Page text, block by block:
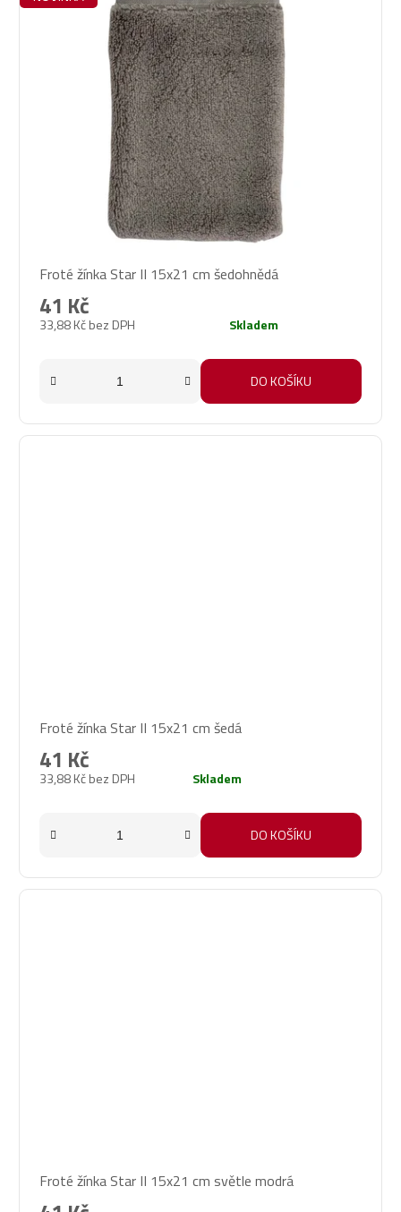
Froté žínka Star II 15x21 cm šedohnědá
33,88 Kč bez DPH
41 Kč
Skladem
DO KOŠÍKU
Froté žínka Star II 15x21 cm šedá
33,88 Kč bez DPH
41 Kč
Skladem
DO KOŠÍKU
Froté žínka Star II 15x21 cm světle modrá